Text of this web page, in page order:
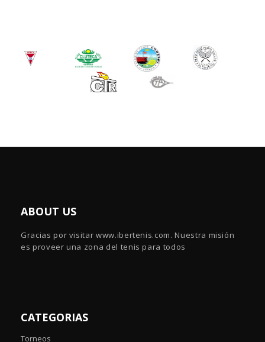
ABOUT US
Gracias por visitar www.ibertenis.com. Nuestra misión
es proveer una zona del tenis para todos
CATEGORIAS
Torneos